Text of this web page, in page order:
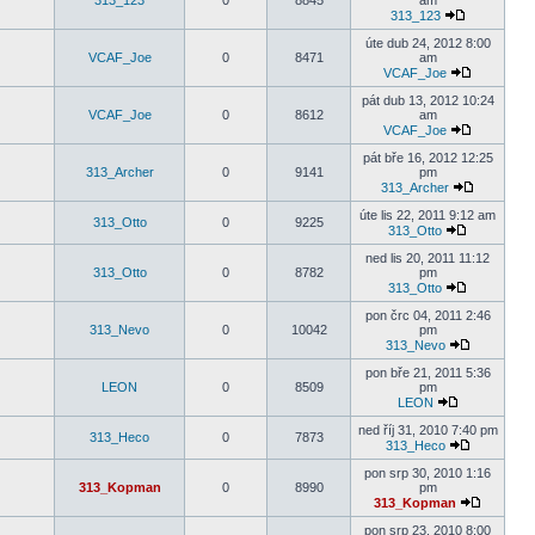
313_123
VCAF_Joe 0 8471
úte dub 24, 2012 8:00
am
VCAF_Joe
VCAF_Joe 0 8612
pát dub 13, 2012 10:24
am
VCAF_Joe
313_Archer 0 9141
pát bře 16, 2012 12:25
pm
313_Archer
313_Otto 0 9225
úte lis 22, 2011 9:12 am
313_Otto
313_Otto 0 8782
ned lis 20, 2011 11:12
pm
313_Otto
313_Nevo 0 10042
pon črc 04, 2011 2:46
pm
313_Nevo
LEON 0 8509
pon bře 21, 2011 5:36
pm
LEON
313_Heco 0 7873
ned říj 31, 2010 7:40 pm
313_Heco
313_Kopman 0 8990
pon srp 30, 2010 1:16
pm
313_Kopman
pon srp 23, 2010 8:00